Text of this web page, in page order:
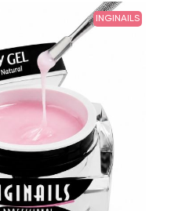
INGINAILS